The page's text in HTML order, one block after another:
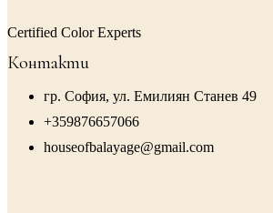
Certified Color Experts
Контакти
гр. София, ул. Емилиян Станев 49
+359876657066
houseofbalayage@gmail.com